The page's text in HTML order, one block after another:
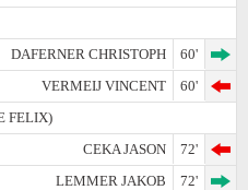
DAFERNER CHRISTOPH
60'
VERMEIJ VINCENT
60'
FELIX)
CEKA JASON
72'
LEMMER JAKOB
72'